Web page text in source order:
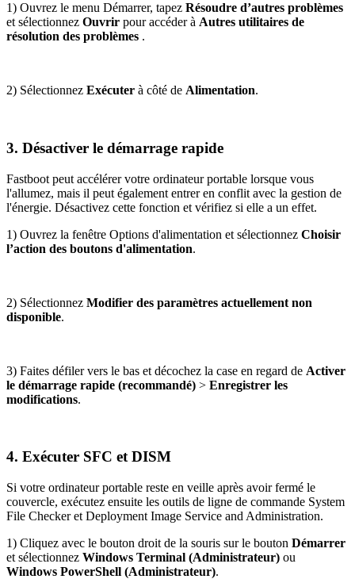
1) Ouvrez le menu Démarrer, tapez Résoudre d’autres problèmes
et sélectionnez Ouvrir pour accéder à Autres utilitaires de
résolution des problèmes .
2) Sélectionnez Exécuter à côté de Alimentation.
3. Désactiver le démarrage rapide
Fastboot peut accélérer votre ordinateur portable lorsque vous
l'allumez, mais il peut également entrer en conflit avec la gestion de
l'énergie. Désactivez cette fonction et vérifiez si elle a un effet.
1) Ouvrez la fenêtre Options d'alimentation et sélectionnez Choisir
l’action des boutons d'alimentation.
2) Sélectionnez Modifier des paramètres actuellement non
disponible.
3) Faites défiler vers le bas et décochez la case en regard de Activer
le démarrage rapide (recommandé) > Enregistrer les
modifications.
4. Exécuter SFC et DISM
Si votre ordinateur portable reste en veille après avoir fermé le
couvercle, exécutez ensuite les outils de ligne de commande System
File Checker et Deployment Image Service and Administration.
1) Cliquez avec le bouton droit de la souris sur le bouton Démarrer
et sélectionnez Windows Terminal (Administrateur) ou
Windows PowerShell (Administrateur).